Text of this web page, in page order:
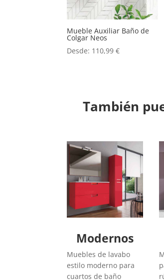
Mueble Auxiliar Baño de
Colgar Neos
Desde: 110,99€
También
Modernos
Muebles de lavabo
estilo moderno para
cuartos de baño